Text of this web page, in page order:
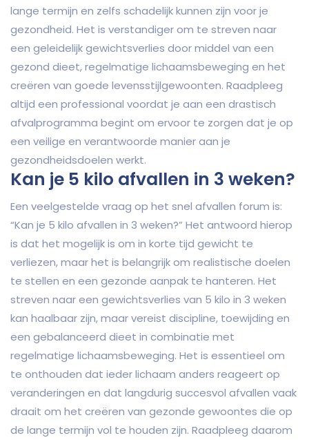
lange termijn en zelfs schadelijk kunnen zijn voor je
gezondheid. Het is verstandiger om te streven naar
een geleidelijk gewichtsverlies door middel van een
gezond dieet, regelmatige lichaamsbeweging en het
creëren van goede levensstijlgewoonten. Raadpleeg
altijd een professional voordat je aan een drastisch
afvalprogramma begint om ervoor te zorgen dat je op
een veilige en verantwoorde manier aan je
gezondheidsdoelen werkt.
Kan je 5 kilo afvallen in 3 weken?
Een veelgestelde vraag op het snel afvallen forum is:
“Kan je 5 kilo afvallen in 3 weken?” Het antwoord hierop
is dat het mogelijk is om in korte tijd gewicht te
verliezen, maar het is belangrijk om realistische doelen
te stellen en een gezonde aanpak te hanteren. Het
streven naar een gewichtsverlies van 5 kilo in 3 weken
kan haalbaar zijn, maar vereist discipline, toewijding en
een gebalanceerd dieet in combinatie met
regelmatige lichaamsbeweging. Het is essentieel om
te onthouden dat ieder lichaam anders reageert op
veranderingen en dat langdurig succesvol afvallen vaak
draait om het creëren van gezonde gewoontes die op
de lange termijn vol te houden zijn. Raadpleeg daarom